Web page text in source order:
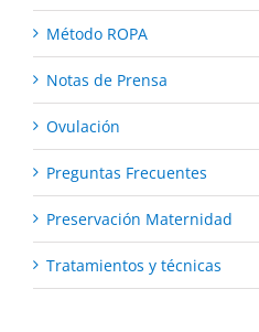
Método ROPA
Notas de Prensa
Ovulación
Preguntas Frecuentes
Preservación Maternidad
Tratamientos y técnicas